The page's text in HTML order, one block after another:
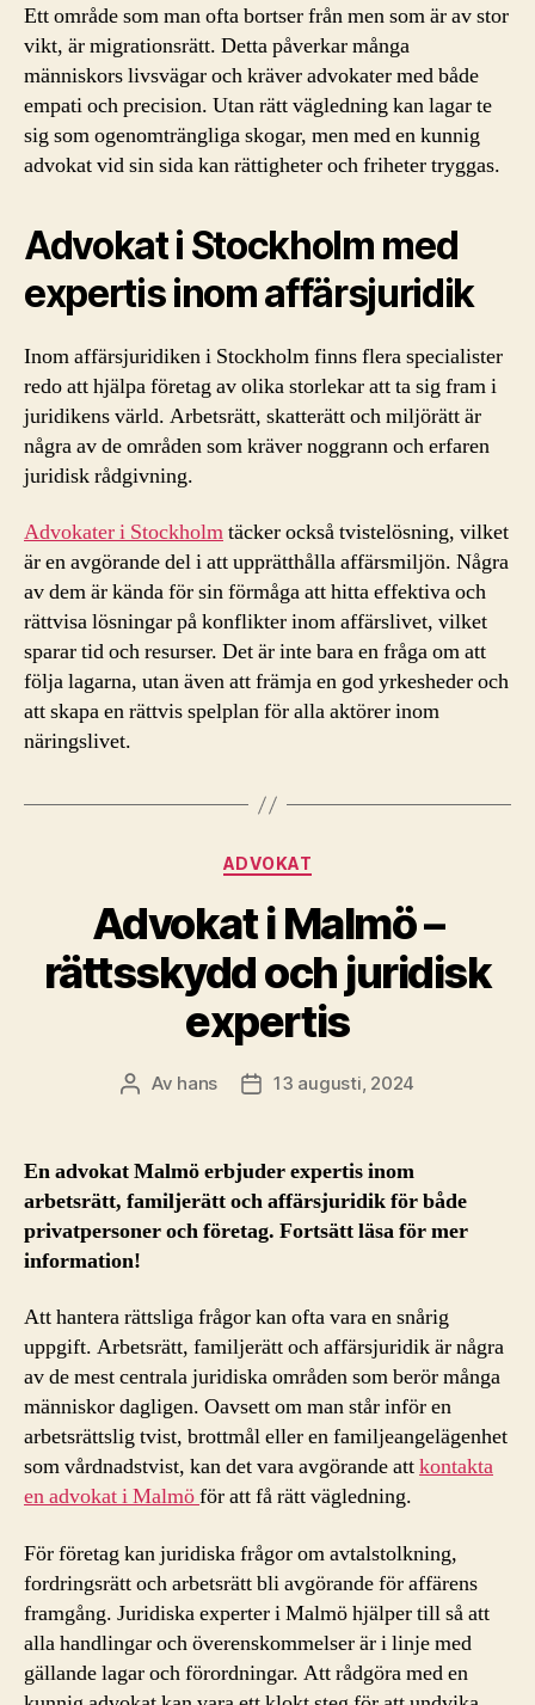
Ett område som man ofta bortser från men som är av stor
vikt, är migrationsrätt. Detta påverkar många
människors livsvägar och kräver advokater med både
empati och precision. Utan rätt vägledning kan lagar te
sig som ogenomträngliga skogar, men med en kunnig
advokat vid sin sida kan rättigheter och friheter tryggas.
Advokat i Stockholm med
expertis inom affärsjuridik
Inom affärsjuridiken i Stockholm finns flera specialister
redo att hjälpa företag av olika storlekar att ta sig fram i
juridikens värld. Arbetsrätt, skatterätt och miljörätt är
några av de områden som kräver noggrann och erfaren
juridisk rådgivning.
Advokater i Stockholmtäcker också tvistelösning, vilket
är en avgörande del i att upprätthålla affärsmiljön. Några
av dem är kända för sin förmåga att hitta effektiva och
rättvisa lösningar på konflikter inom affärslivet, vilket
sparar tid och resurser. Det är inte bara en fråga om att
följa lagarna, utan även att främja en god yrkesheder och
att skapa en rättvis spelplan för alla aktörer inom
näringslivet.
Kategorier
ADVOKAT
Advokat i Malmö –
rättsskydd och juridisk
expertis
Inläggsförfattare
Av hans Inläggsdatum
13 augusti, 2024
En advokat Malmö erbjuder expertis inom
arbetsrätt, familjerätt och affärsjuridik för både
privatpersoner och företag. Fortsätt läsa för mer
information!
Att hantera rättsliga frågor kan ofta vara en snårig
uppgift. Arbetsrätt, familjerätt och affärsjuridik är några
av de mest centrala juridiska områden som berör många
människor dagligen. Oavsett om man står inför en
arbetsrättslig tvist, brottmål eller en familjeangelägenhet
som vårdnadstvist, kan det vara avgörande attkontakta
en advokat i Malmöför att få rätt vägledning.
För företag kan juridiska frågor om avtalstolkning,
fordringsrätt och arbetsrätt bli avgörande för affärens
framgång. Juridiska experter i Malmö hjälper till så att
alla handlingar och överenskommelser är i linje med
gällande lagar och förordningar. Att rådgöra med en